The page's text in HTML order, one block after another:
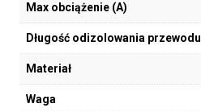
Max obciążenie (A)
Długość odizolowania przewodu
Materiał
Waga